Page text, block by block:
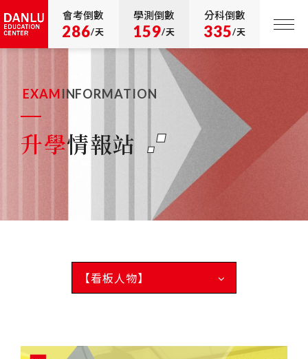
會考倒數
286/天
學測倒數
159/天
分科倒數
335/天
EXAMINFORMATION
升學情報站
【看板人物】